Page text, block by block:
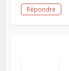
Répondre